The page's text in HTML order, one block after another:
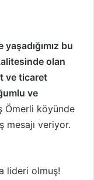
yaşadığımız bu
olan
ve ticaret
ve
Ömerli köyünde
mesajı veriyor.
lideri olmuş!